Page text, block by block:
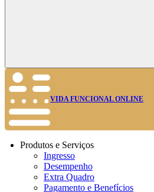
Buscar
VIDA FUNCIONAL ONLINE
Produtos e Serviços
Ingresso
Desempenho
Extra Quadro
Pagamento e Benefícios